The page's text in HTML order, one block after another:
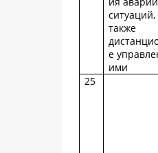
ситуаций,
также
е
ими
25